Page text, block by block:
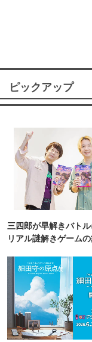
ピックアップ
三四郎が早解きバトル
リアル謎解きゲーム